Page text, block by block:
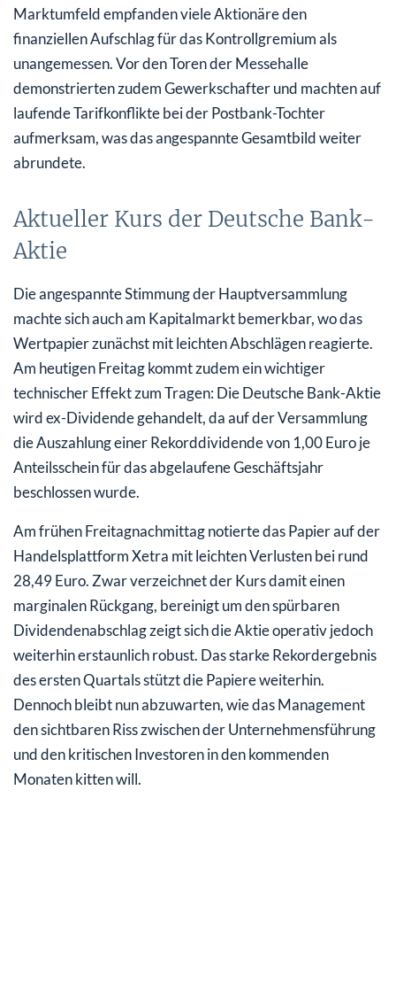
Marktumfeld empfanden viele Aktionäre den
finanziellen Aufschlag für das Kontrollgremium als
unangemessen. Vor den Toren der Messehalle
demonstrierten zudem Gewerkschafter und machten auf
laufende Tarifkonflikte bei der Postbank-Tochter
aufmerksam, was das angespannte Gesamtbild weiter
abrundete.
Aktueller Kurs der Deutsche Bank-
Aktie
Die angespannte Stimmung der Hauptversammlung
machte sich auch am Kapitalmarkt bemerkbar, wo das
Wertpapier zunächst mit leichten Abschlägen reagierte.
Am heutigen Freitag kommt zudem ein wichtiger
technischer Effekt zum Tragen: Die Deutsche Bank-Aktie
wird ex-Dividende gehandelt, da auf der Versammlung
die Auszahlung einer Rekorddividende von 1,00 Euro je
Anteilsschein für das abgelaufene Geschäftsjahr
beschlossen wurde.
Am frühen Freitagnachmittag notierte das Papier auf der
Handelsplattform Xetra mit leichten Verlusten bei rund
28,49 Euro. Zwar verzeichnet der Kurs damit einen
marginalen Rückgang, bereinigt um den spürbaren
Dividendenabschlag zeigt sich die Aktie operativ jedoch
weiterhin erstaunlich robust. Das starke Rekordergebnis
des ersten Quartals stützt die Papiere weiterhin.
Dennoch bleibt nun abzuwarten, wie das Management
den sichtbaren Riss zwischen der Unternehmensführung
und den kritischen Investoren in den kommenden
Monaten kitten will.